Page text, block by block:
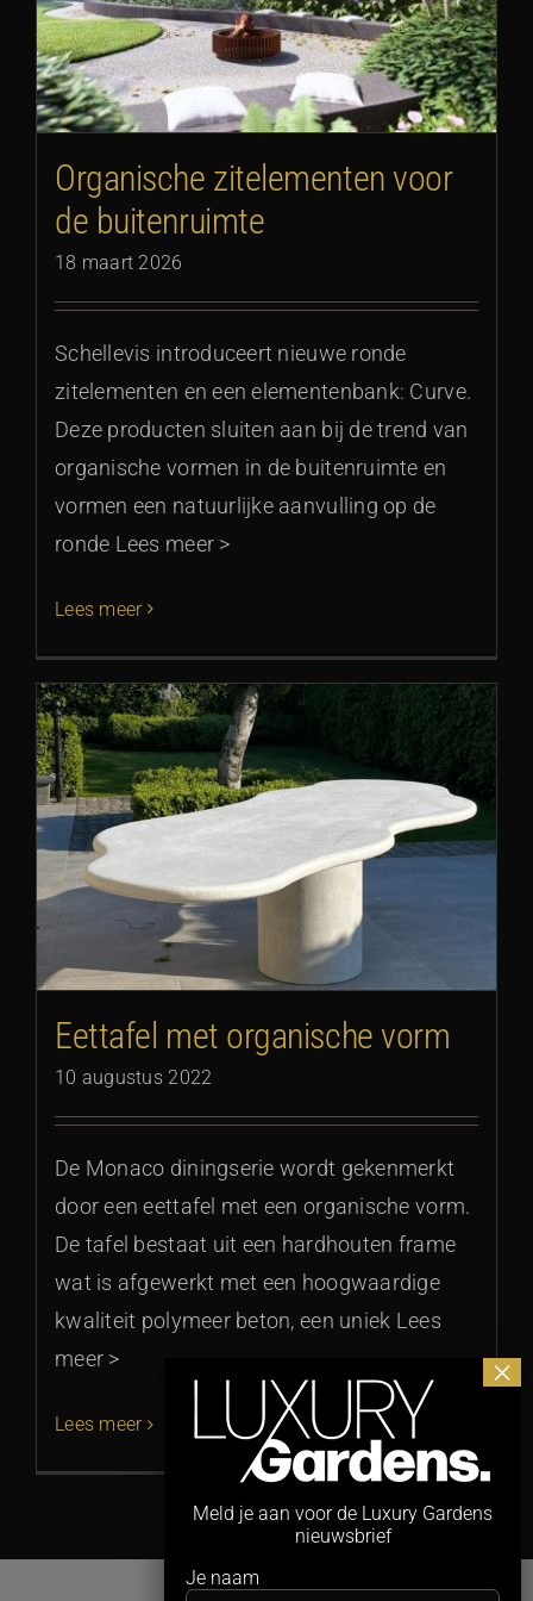
Organische zitelementen voor
de buitenruimte
18 maart 2026
Schellevis introduceert nieuwe ronde
zitelementen en een elementenbank: Curve.
Deze producten sluiten aan bij de trend van
organische vormen in de buitenruimte en
vormen een natuurlijke aanvulling op de
ronde Lees meer >
Lees meer
Eettafel met organische vorm
10 augustus 2022
De Monaco diningserie wordt gekenmerkt
door een eettafel met een organische vorm.
De tafel bestaat uit een hardhouten frame
wat is afgewerkt met een hoogwaardige
kwaliteit polymeer beton, een uniek Lees
meer >
Lees meer
Meld je aan voor de Luxury Gardens
nieuwsbrief
Je naam